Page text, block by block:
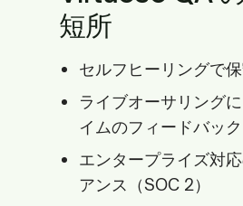
短所
セルフヒーリングで
ライブオーサリング
イムのフィードバック
エンタープライズ対
アンス（SOC 2）